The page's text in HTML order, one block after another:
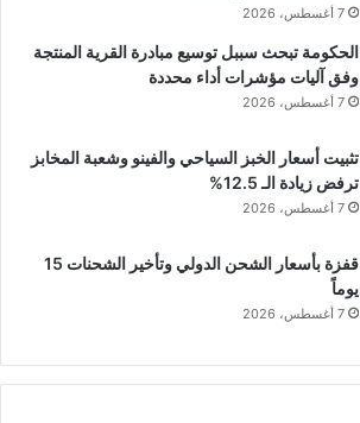
7 أغسطس، 2026
الحكومة تبحث سببل توسيع مبادرة القرية المنتجة
وفق آليات مؤشرات أداء محددة
7 أغسطس، 2026
تثبيت أسعار الخبز السياحي والفينو وشعبة المخابز
ترفض زيادة الـ 12.5%
7 أغسطس، 2026
قفزة بأسعار الشحن الدولي وتأخير الشحنات 15
يوماً
7 أغسطس، 2026